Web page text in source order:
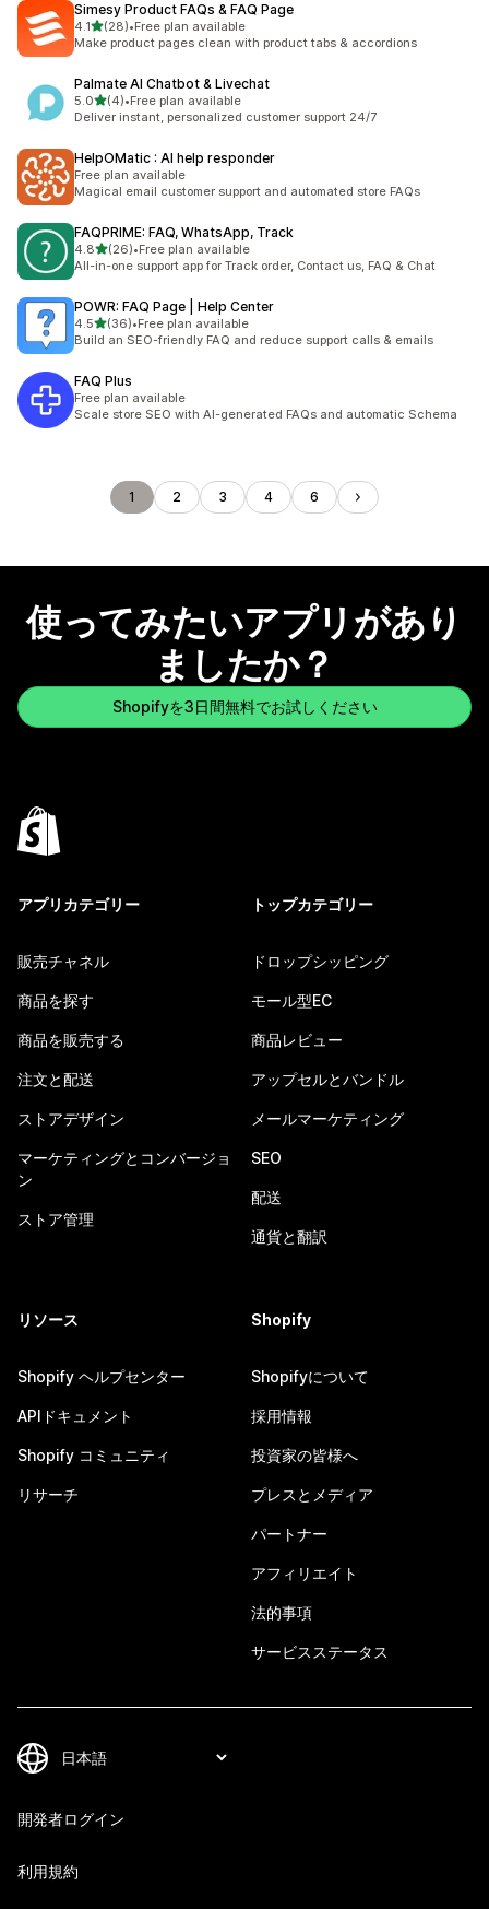
Simesy Product FAQs & FAQ Page
4.15つ星中
(28)
合計レビュー数：28件
•Free plan available
Make product pages clean with product tabs & accordions
Palmate AI Chatbot & Livechat
5.05つ星中
(4)
合計レビュー数：4件
•Free plan available
Deliver instant, personalized customer support 24/7
HelpOMatic : AI help responder
Free plan available
Magical email customer support and automated store FAQs
FAQPRIME: FAQ, WhatsApp, Track
4.85つ星中
(26)
合計レビュー数：26件
•Free plan available
All-in-one support app for Track order, Contact us, FAQ & Chat
POWR: FAQ Page | Help Center
4.55つ星中
(36)
合計レビュー数：36件
•Free plan available
Build an SEO-friendly FAQ and reduce support calls & emails
FAQ Plus
Free plan available
Scale store SEO with AI-generated FAQs and automatic Schema
1 2 3 4 6
使ってみたいアプリがあり
ましたか？
Shopifyを3日間無料でお試しください
アプリカテゴリー
販売チャネル
商品を探す
商品を販売する
注文と配送
ストアデザイン
マーケティングとコンバージョ
ン
ストア管理
トップカテゴリー
ドロップシッピング
モール型EC
商品レビュー
アップセルとバンドル
メールマーケティング
SEO
配送
通貨と翻訳
リソース
Shopify ヘルプセンター
APIドキュメント
Shopify コミュニティ
リサーチ
Shopify
Shopifyについて
採用情報
投資家の皆様へ
プレスとメディア
パートナー
アフィリエイト
法的事項
サービスステータス
開発者ログイン
利用規約